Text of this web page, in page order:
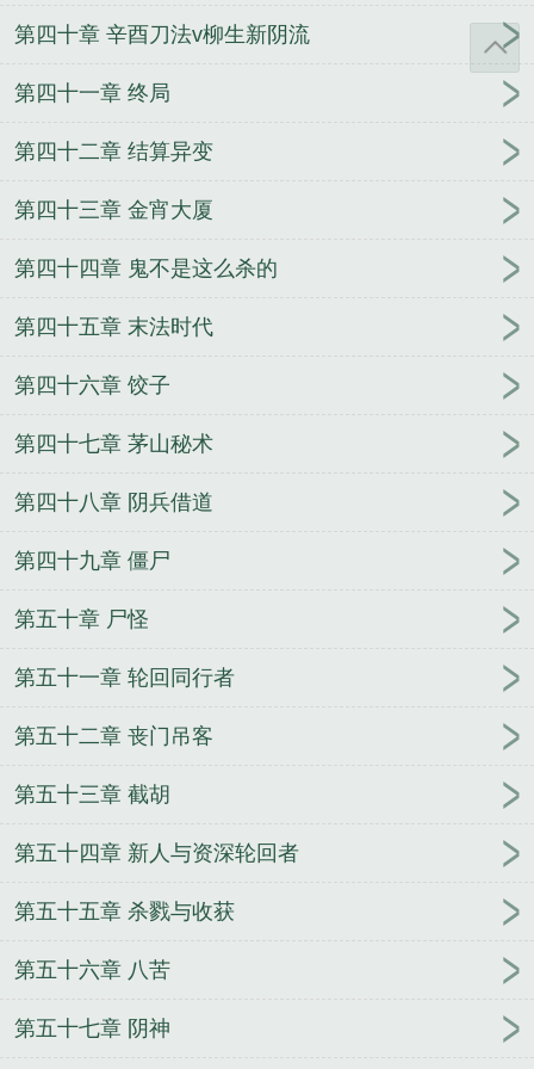
第四十章 辛酉刀法v柳生新阴流
第四十一章 终局
第四十二章 结算异变
第四十三章 金宵大厦
第四十四章 鬼不是这么杀的
第四十五章 末法时代
第四十六章 饺子
第四十七章 茅山秘术
第四十八章 阴兵借道
第四十九章 僵尸
第五十章 尸怪
第五十一章 轮回同行者
第五十二章 丧门吊客
第五十三章 截胡
第五十四章 新人与资深轮回者
第五十五章 杀戮与收获
第五十六章 八苦
第五十七章 阴神